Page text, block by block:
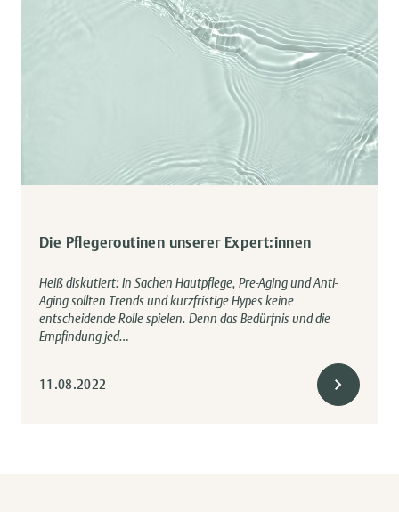
Die Pflegeroutinen unserer Expert:innen
Heiß diskutiert: In Sachen Hautpflege, Pre-Aging und Anti-
Aging sollten Trends und kurzfristige Hypes keine
entscheidende Rolle spielen. Denn das Bedürfnis und die
Empfindung jed…
11.08.2022